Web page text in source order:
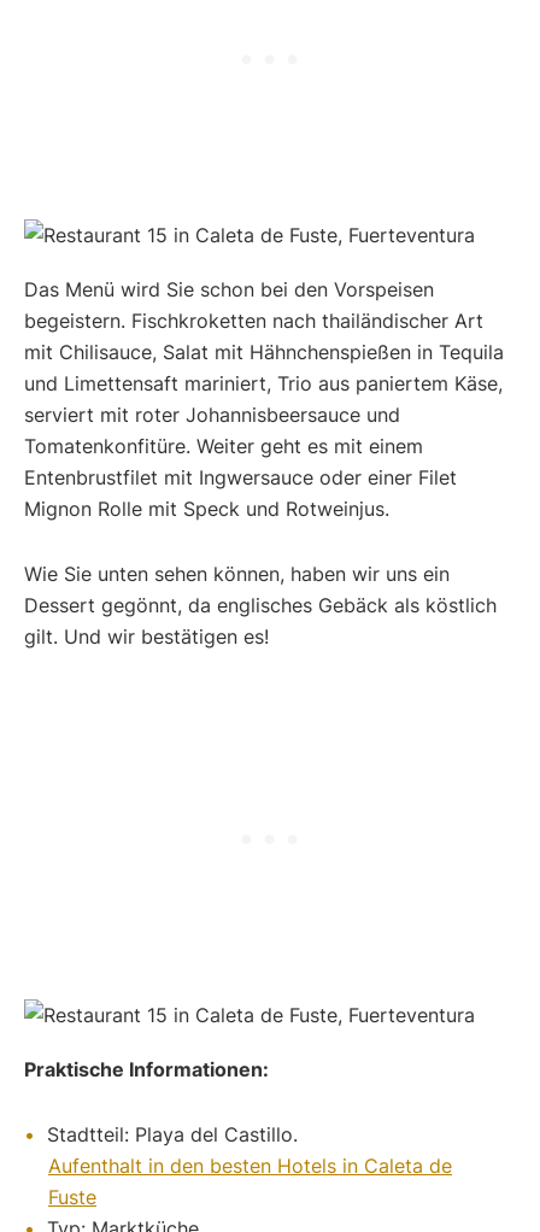
Das Menü wird Sie schon bei den Vorspeisen
begeistern. Fischkroketten nach thailändischer Art
mit Chilisauce, Salat mit Hähnchenspießen in Tequila
und Limettensaft mariniert, Trio aus paniertem Käse,
serviert mit roter Johannisbeersauce und
Tomatenkonfitüre. Weiter geht es mit einem
Entenbrustfilet mit Ingwersauce oder einer Filet
Mignon Rolle mit Speck und Rotweinjus.
Wie Sie unten sehen können, haben wir uns ein
Dessert gegönnt, da englisches Gebäck als köstlich
gilt. Und wir bestätigen es!
Praktische Informationen:
Stadtteil: Playa del Castillo.
Aufenthalt in den besten Hotels in Caleta de
Fuste